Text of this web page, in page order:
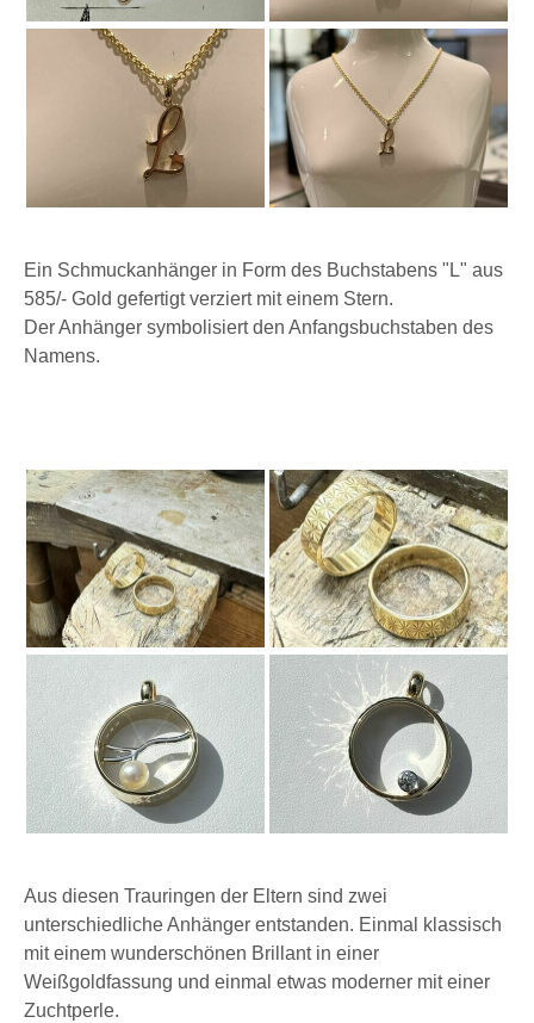
Ein Schmuckanhänger in Form des Buchstabens "L" aus
585/- Gold gefertigt verziert mit einem Stern.
Der Anhänger symbolisiert den Anfangsbuchstaben des
Namens.
Aus diesen Trauringen der Eltern sind zwei
unterschiedliche Anhänger entstanden. Einmal klassisch
mit einem wunderschönen Brillant in einer
Weißgoldfassung und einmal etwas moderner mit einer
Zuchtperle.